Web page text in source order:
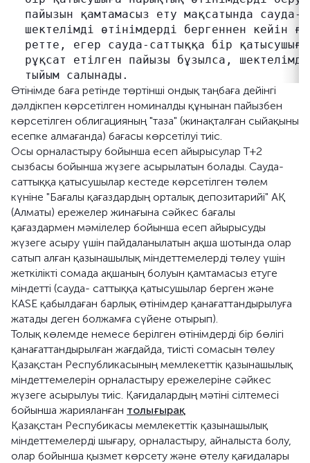
пайызын қамтамасыз ету мақсатында сауда-
шектелімді өтінімдерді бергеннен кейін
ретте, егер сауда-саттыққа бір
рұқсат етілген пайызы бұзылса,
Өтінімде баға ретінде төртінші ондық таңбаға дейінгі
дәлдікпен көрсетілген номиналды құнынан пайызбен
көрсетілген облигацияның "таза" (жинақталған сыйақыны
есепке алмағанда) бағасы көрсетілуі тиіс.
Осы орналастыру бойынша есеп айырысулар Т+2
сызбасы бойынша жүзеге асырылатын болады. Сауда-
саттыққа қатысушылар кестеде көрсетілген төлем
күніне "Бағалы қағаздардың орталық депозитарийі" АҚ
(Алматы) ережелер жинағына сәйкес бағалы
қағаздармен мәмілелер бойынша есеп айырысуды
жүзеге асыру үшін пайдаланылатын ақша шотында олар
сатып алған қазынашылық міндеттемелерді төлеу үшін
жеткілікті сомада ақшаның болуын қамтамасыз етуге
міндетті (сауда- саттыққа қатысушылар берген және
KASE қабылдаған барлық өтінімдер қанағаттандырылуға
жатады деген болжамға сүйене отырып).
Толық көлемде немесе берілген өтінімдерді бір бөлігі
қанағаттандырылған жағдайда, тиісті сомасын төлеу
Қазақстан Республикасының мемлекеттік қазынашылық
міндеттемелерін орналастыру ережелеріне сәйкес
жүзеге асырылуы тиіс. Қағидалардың мәтіні сілтемесі
бойынша жарияланған толығырақ
Қазақстан Респубикасы мемлекеттік қазынашылық
міндеттемелерді шығару, орналастыру, айналыста болу,
олар бойынша қызмет көрсету және өтелу қағидалары